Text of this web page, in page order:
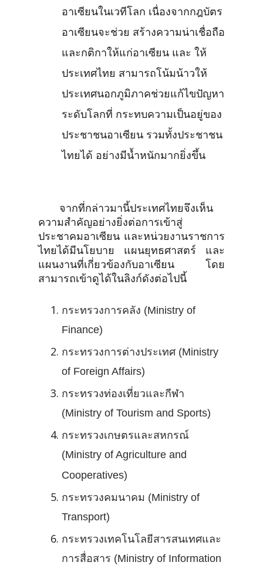
อาเซียนในเวทีโลก เนื่องจากกฎบัตร
อาเซียนจะช่วย สร้างความน่าเชื่อถือ
และกติกาให้แก่อาเซียน และ ให้
ประเทศไทย สามารถโน้มน้าวให้
ประเทศนอกภูมิภาคช่วยแก้ไขปัญหา
ระดับโลกที่ กระทบความเป็นอยู่ของ
ประชาชนอาเซียน รวมทั้งประชาชน
ไทยได้ อย่างมีน้ำหนักมากยิ่งขึ้น
จากที่กล่าวมานี้ประเทศไทยจึงเห็น
ความสำคัญอย่างยิ่งต่อการเข้าสู่
ประชาคมอาเซียน และหน่วยงานราชการ
ไทยได้มีนโยบาย แผนยุทธศาสตร์ และ
แผนงานที่เกี่ยวข้องกับอาเซียน โดย
สามารถเข้าดูได้ในลิงก์ดังต่อไปนี้
กระทรวงการคลัง (Ministry of
Finance)
กระทรวงการต่างประเทศ (Ministry
of Foreign Affairs)
กระทรวงท่องเที่ยวและกีฬา
(Ministry of Tourism and Sports)
กระทรวงเกษตรและสหกรณ์
(Ministry of Agriculture and
Cooperatives)
กระทรวงคมนาคม (Ministry of
Transport)
กระทรวงเทคโนโลยีสารสนเทศและ
การสื่อสาร (Ministry of Information